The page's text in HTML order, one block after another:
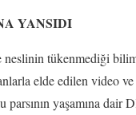
YANSIDI
neslinin tükenmediği
elde edilen video
yaşamına dair